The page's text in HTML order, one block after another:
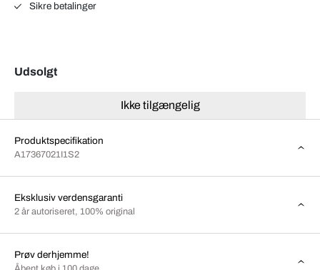
Sikre betalinger
Udsolgt
Ikke tilgængelig
Produktspecifikation
A17367021I1S2
Eksklusiv verdensgaranti
2 år autoriseret, 100% original
Prøv derhjemme!